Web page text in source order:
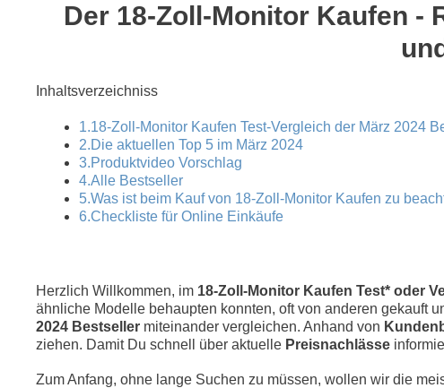
Der 18-Zoll-Monitor Kaufen -
Inhaltsverzeichniss
1.18-Zoll-Monitor Kaufen Test-Vergleich der März 2024
2.Die aktuellen Top 5 im März 2024
3.Produktvideo Vorschlag
4.Alle Bestseller
5.Was ist beim Kauf von 18-Zoll-Monitor Kaufen zu
6.Checkliste für Online Einkäufe
Herzlich Willkommen, im 18-Zoll-Monitor Kaufen Test* oder
ähnliche Modelle behaupten konnten, oft von anderen gekauft
2024 Bestseller miteinander vergleichen. Anhand von
ziehen. Damit Du schnell über aktuelle Preisnachlässe
Zum Anfang, ohne lange Suchen zu müssen, wollen wir die